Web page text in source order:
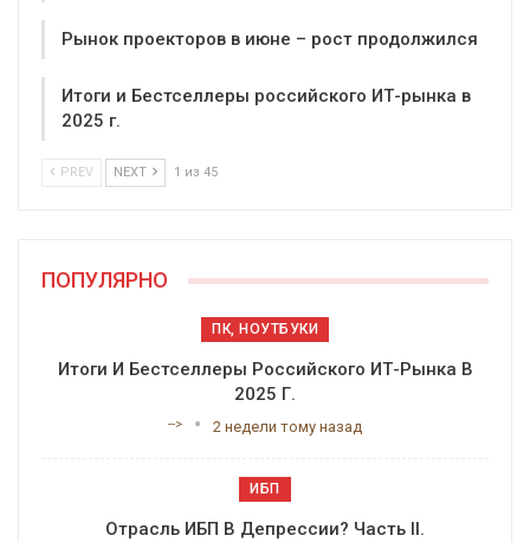
Рынок проекторов в июне – рост продолжился
Итоги и Бестселлеры российского ИТ-рынка в
2025 г.
PREV NEXT 1 из 45
ПОПУЛЯРНО
ПК, НОУТБУКИ
Итоги И Бестселлеры Российского ИТ-Рынка В
2025 Г.
--> 2 недели тому назад
ИБП
Отрасль ИБП В Депрессии? Часть II.